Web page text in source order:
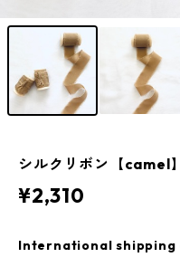
シルクリボン【camel
¥2,310
International shipping